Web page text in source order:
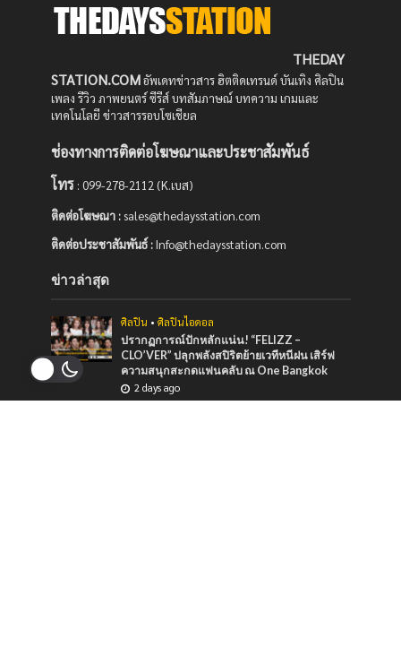
THEDAY
STATION.COMอัพเดทข่าวสาร ฮิตติดเทรนด์ บันเทิง ศิลปิน
เพลง รีวิว ภาพยนตร์ ซีรีส์ บทสัมภาษณ์ บทความ เกมและ
เทคโนโลยี ข่าวสารรอบโซเชียล
ช่องทางการติดต่อโฆษณาและประชาสัมพันธ์
โทร: 099-278-2112 (K.เบส)
ติดต่อโฆษณา :sales@thedaysstation.com
ติดต่อประชาสัมพันธ์:Info@thedaysstation.com
ข่าวล่าสุด
ศิลปิน • ศิลปินไอดอล
ปรากฏการณ์ปักหลักแน่น! “FELIZZ –
CLO’VER” ปลุกพลังสปิริตย้ายเวทีหนีฝน เสิร์ฟ
ความสนุกสะกดแฟนคลับ ณ One Bangkok
2 days ago